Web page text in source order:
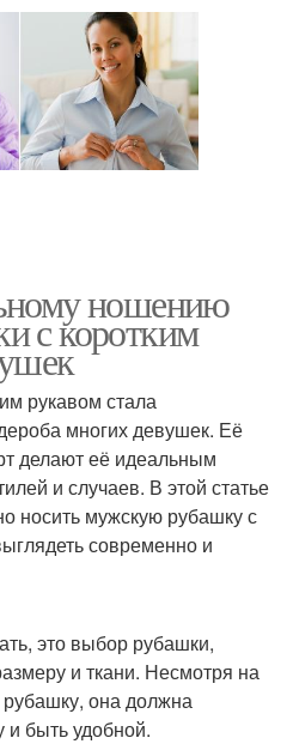
ношению
с коротким
рукавом стала
многих девушек. Её
делают её идеальным
и случаев. В этой статье
носить мужскую рубашку с
современно и
это выбор рубашки,
и ткани. Несмотря на
она должна
и быть удобной.